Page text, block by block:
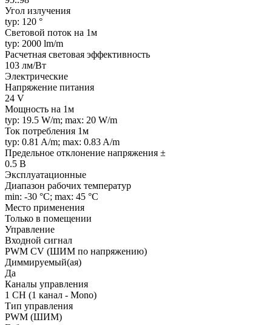
Угол излучения
typ: 120 °
Световой поток на 1м
typ: 2000 lm/m
Расчетная световая эффективность
103 лм/Вт
Электрические
Напряжение питания
24 V
Мощность на 1м
typ: 19.5 W/m; max: 20 W/m
Ток потребления 1м
typ: 0.81 A/m; max: 0.83 A/m
Предельное отклонение напряжения ±
0.5 В
Эксплуатационные
Диапазон рабочих температур
min: -30 °C; max: 45 °C
Место применения
Только в помещении
Управление
Входной сигнал
PWM СV (ШИМ по напряжению)
Диммируемый(ая)
Да
Каналы управления
1 CH (1 канал - Mono)
Тип управления
PWM (ШИМ)